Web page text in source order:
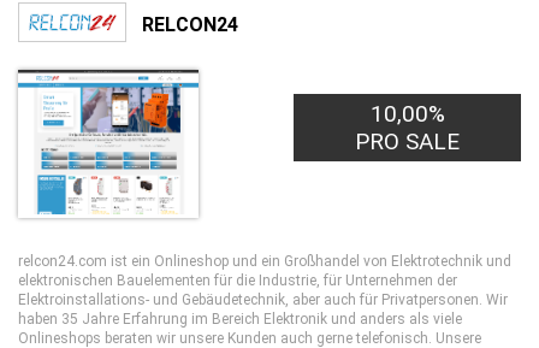
RELCON24
10,00%
PRO SALE
relcon24.com ist ein Onlineshop und ein Großhandel von Elektrotechnik und
elektronischen Bauelementen für die Industrie, für Unternehmen der
Elektroinstallations- und Gebäudetechnik, aber auch für Privatpersonen. Wir
haben 35 Jahre Erfahrung im Bereich Elektronik und anders als viele
Onlineshops beraten wir unsere Kunden auch gerne telefonisch. Unsere